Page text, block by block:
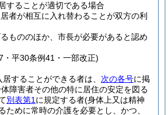
することが適切である場合
者が相互に入れ替わることが双方の利
もののほか、市長が必要があると認め
・平30条例41・一部改正)
することができる者は、 次の各号に掲
障害者その他の特に居住の安定を図る
別表第1 に規定する者(身体上又は精神
ために常時の介護を必要とし、かつ、